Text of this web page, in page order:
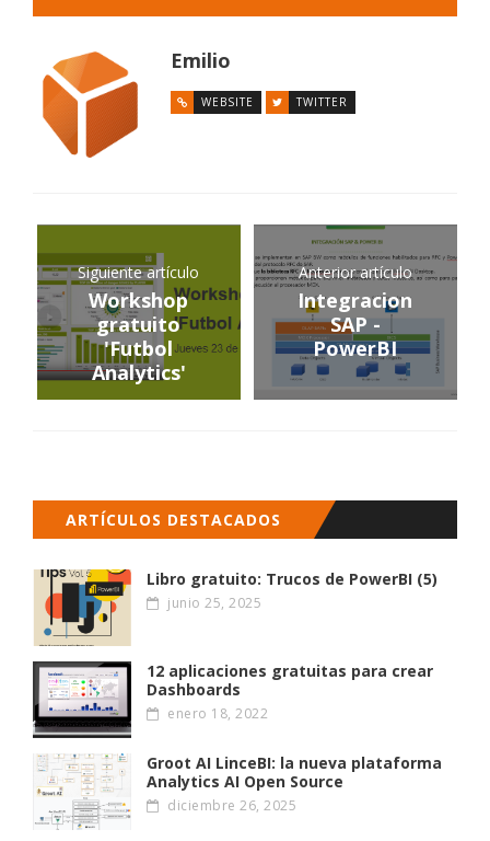
Emilio
WEBSITE TWITTER
Siguiente artículo
Workshop
gratuito
'Futbol
Analytics'
Anterior artículo
Integracion
SAP -
PowerBI
ARTÍCULOS DESTACADOS
Libro gratuito: Trucos de PowerBI (5)
junio 25, 2025
12 aplicaciones gratuitas para crear
Dashboards
enero 18, 2022
Groot AI LinceBI: la nueva plataforma
Analytics AI Open Source
diciembre 26, 2025